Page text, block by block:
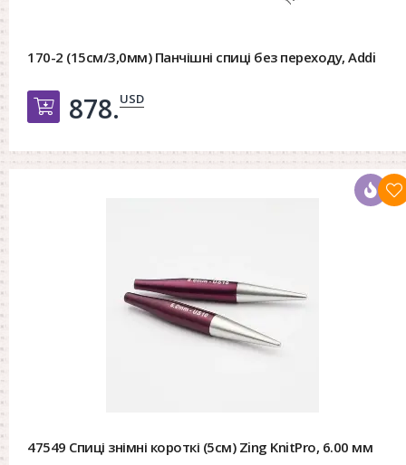
170-2 (15см/3,0мм) Панчішні спиці без переходу, Addi
Добавить в корзину
878.USD
47549 Спиці знімні короткі (5см) Zing KnitPro, 6.00 мм